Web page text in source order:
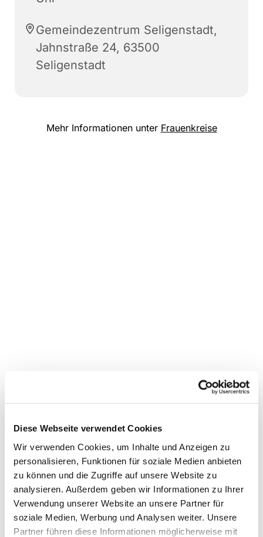
Diese Webseite verwendet Cookies
Wir verwenden Cookies, um Inhalte und Anzeigen zu
personalisieren, Funktionen für soziale Medien anbieten
zu können und die Zugriffe auf unsere Website zu
analysieren. Außerdem geben wir Informationen zu Ihrer
Verwendung unserer Website an unsere Partner für
soziale Medien, Werbung und Analysen weiter. Unsere
Partner führen diese Informationen möglicherweise mit
Gemeindezentrum Seligenstadt,
Jahnstraße 24, 63500
Seligenstadt
Mehr Informationen unter Frauenkreise
Dies könnte Sie auch
interessieren